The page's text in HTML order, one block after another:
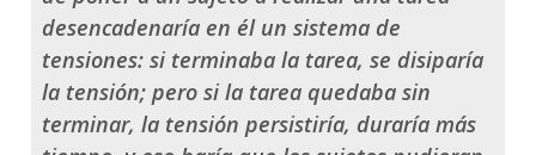
desencadenaría en él un sistema de
tensiones: si terminaba la tarea, se disiparía
la tensión; pero si la tarea quedaba sin
terminar, la tensión persistiría, duraría más